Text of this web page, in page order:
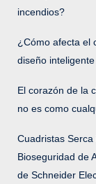
incendios?
¿Cómo afecta el
diseño inteligente
El corazón de la
no es como
Cuadristas
Bioseguridad de
de Schneider